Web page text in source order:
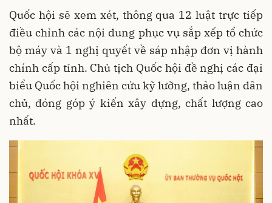
Quốc hội sẽ xem xét, thông qua 12 luật trực tiếp
điều chỉnh các nội dung phục vụ sắp xếp tổ chức
bộ máy và 1 nghị quyết về sáp nhập đơn vị hành
chính cấp tỉnh. Chủ tịch Quốc hội đề nghị các đại
biểu Quốc hội nghiên cứu kỹ lưỡng, thảo luận dân
chủ, đóng góp ý kiến xây dựng, chất lượng cao
nhất.